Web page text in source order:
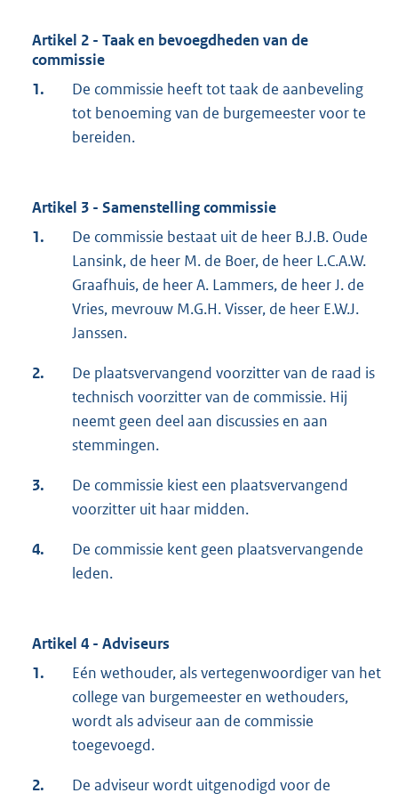
Artikel 2 - Taak en bevoegdheden van de
commissie
1.
De commissie heeft tot taak de aanbeveling
tot benoeming van de burgemeester voor te
bereiden.
Artikel 3 - Samenstelling commissie
1.
De commissie bestaat uit de heer B.J.B. Oude
Lansink, de heer M. de Boer, de heer L.C.A.W.
Graafhuis, de heer A. Lammers, de heer J. de
Vries, mevrouw M.G.H. Visser, de heer E.W.J.
Janssen.
2.
De plaatsvervangend voorzitter van de raad is
technisch voorzitter van de commissie. Hij
neemt geen deel aan discussies en aan
stemmingen.
3.
De commissie kiest een plaatsvervangend
voorzitter uit haar midden.
4.
De commissie kent geen plaatsvervangende
leden.
Artikel 4 - Adviseurs
1.
Eén wethouder, als vertegenwoordiger van het
college van burgemeester en wethouders,
wordt als adviseur aan de commissie
toegevoegd.
2.
De adviseur wordt uitgenodigd voor de